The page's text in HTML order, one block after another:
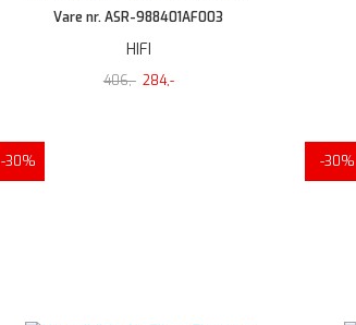
Vare nr. ASR-988401AF003
HIFI
406,- 284,-
-30% -30%